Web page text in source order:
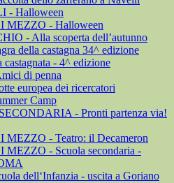
- Halloween
MEZZO - Halloween
- Alla scoperta dell’autunno
della castagna 34^ edizione
- 4^ edizione
di penna
europea dei ricercatori
Camp
- Pronti partenza via!
MEZZO - Teatro: il Decameron
MEZZO - Scuola secondaria -
dell‘Infanzia - uscita a Goriano